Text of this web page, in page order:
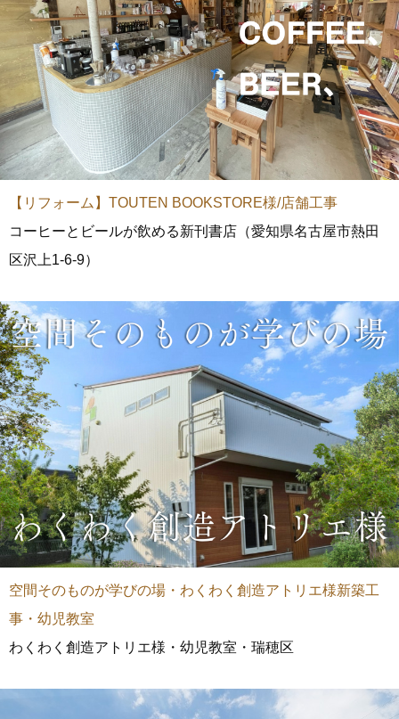
【リフォーム】TOUTEN BOOKSTORE様/店舗工事
コーヒーとビールが飲める新刊書店（愛知県名古屋市熱田
区沢上1-6-9）
空間そのものが学びの場・わくわく創造アトリエ様新築工
事・幼児教室
わくわく創造アトリエ様・幼児教室・瑞穂区